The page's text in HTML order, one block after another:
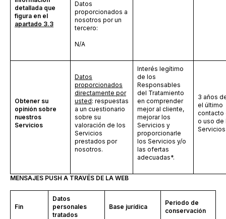
detallada que
figura en el
apartado 3.3
Datos
proporcionados a
nosotros por un
tercero:
N/A
Obtener su
opinión sobre
nuestros
Servicios
Datos
proporcionados
directamente por
usted: respuestas
a un cuestionario
sobre su
valoración de los
Servicios
prestados por
nosotros.
Interés legítimo
de los
Responsables
del Tratamiento
en comprender
mejor al cliente,
mejorar los
Servicios y
proporcionarle
los Servicios y/o
las ofertas
adecuadas*.
3 años
el último
contacto
o uso de
Servicios
MENSAJES PUSH A TRAVÉS DE LA WEB
Fin
Datos
personales
tratados
Base jurídica
Periodo de
conservación